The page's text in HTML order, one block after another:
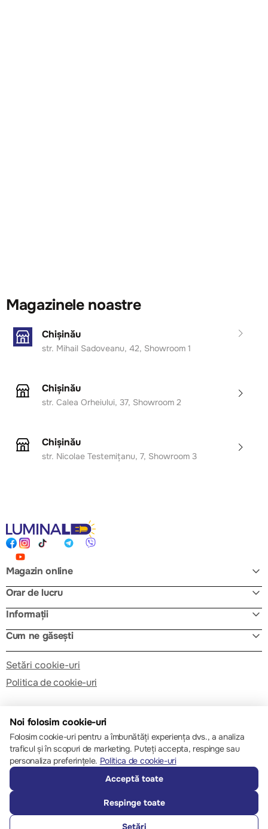
Magazinele noastre
Chișinău
str. Mihail Sadoveanu, 42, Showroom 1
Chișinău
str. Calea Orheiului, 37, Showroom 2
Chișinău
str. Nicolae Testemițanu, 7, Showroom 3
Magazin online
Orar de lucru
Informații
Cum ne găsești
Setări cookie-uri
Politica de cookie-uri
© 2013 – 2026 ECOM
Noi folosim cookie-uri
Folosim cookie-uri pentru a îmbunătăți experiența dvs., a analiza
traficul și în scopuri de marketing. Puteți accepta, respinge sau
personaliza preferințele. Politica de cookie-uri
Acceptă toate
Respinge toate
Setări